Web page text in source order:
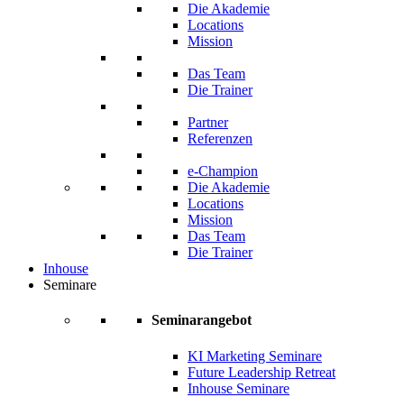
Die Akademie
Locations
Mission
Das Team
Die Trainer
Partner
Referenzen
e-Champion
Die Akademie
Locations
Mission
Das Team
Die Trainer
Inhouse
Seminare
Seminarangebot
KI Marketing Seminare
Future Leadership Retreat
Inhouse Seminare